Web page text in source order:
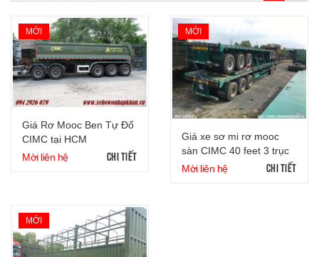
MỚI
Giá Rơ Mooc Ben Tự Đổ
CIMC tại HCM
Mời liên hệ
CHI TIẾT
MỚI
Giá xe sơ mi rơ mooc
sàn CIMC 40 feet 3 trục
Mời liên hệ
CHI TIẾT
MỚI